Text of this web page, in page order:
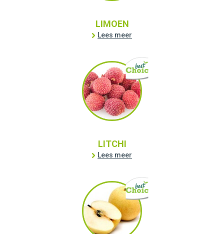
LIMOEN
Lees meer
LITCHI
Lees meer